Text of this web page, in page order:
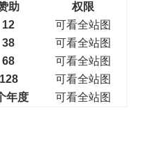
助
权限
12
可看全站图
38
可看全站图
68
可看全站图
128
可看全站图
年度 可看全站图